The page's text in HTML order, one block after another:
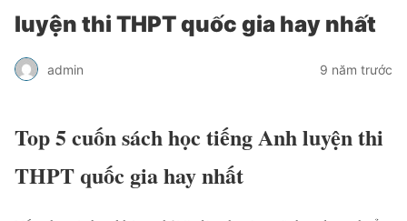
luyện thi THPT quốc gia hay nhất
admin 9 năm trước
Top 5 cuốn sách học tiếng Anh luyện thi
THPT quốc gia hay nhất